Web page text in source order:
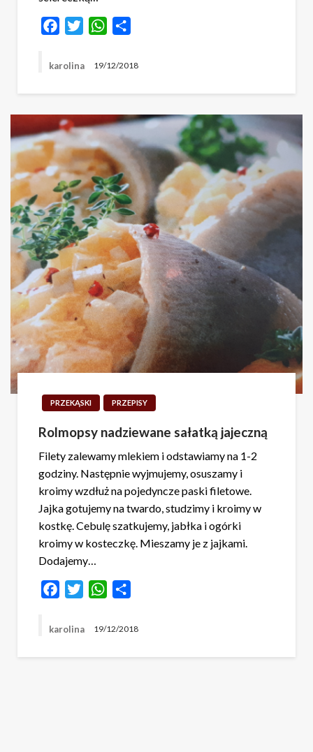
FacebookTwitterWhatsApp
karolina 19/12/2018
PRZEKĄSKI PRZEPISY
Rolmopsy nadziewane sałatką jajeczną
Filety zalewamy mlekiem i odstawiamy na 1-2
godziny. Następnie wyjmujemy, osuszamy i
kroimy wzdłuż na pojedyncze paski filetowe.
Jajka gotujemy na twardo, studzimy i kroimy w
kostkę. Cebulę szatkujemy, jabłka i ogórki
kroimy w kosteczkę. Mieszamy je z jajkami.
Dodajemy…
FacebookTwitterWhatsApp
karolina 19/12/2018